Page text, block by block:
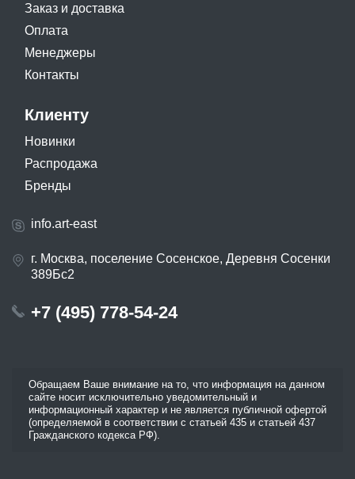
Заказ и доставка
Оплата
Менеджеры
Контакты
Клиенту
Новинки
Распродажа
Бренды
info.art-east
г. Москва, поселение Сосенское, Деревня Сосенки
389Бс2
+7 (495) 778-54-24
Обращаем Ваше внимание на то, что информация на данном
сайте носит исключительно уведомительный и
информационный характер и не является публичной офертой
(определяемой в соответствии с статьей 435 и статьей 437
Гражданского кодекса РФ).